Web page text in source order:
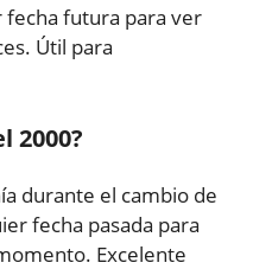
fecha futura para ver
Útil para
2000?
durante el cambio de
fecha pasada para
Excelente